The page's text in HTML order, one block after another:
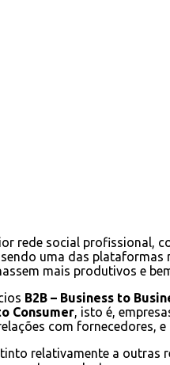
rede social profissional,
uma das
mais produtivos e
B2B – Business to
Consumer , isto é,
com fornecedores,
relativamente a outras